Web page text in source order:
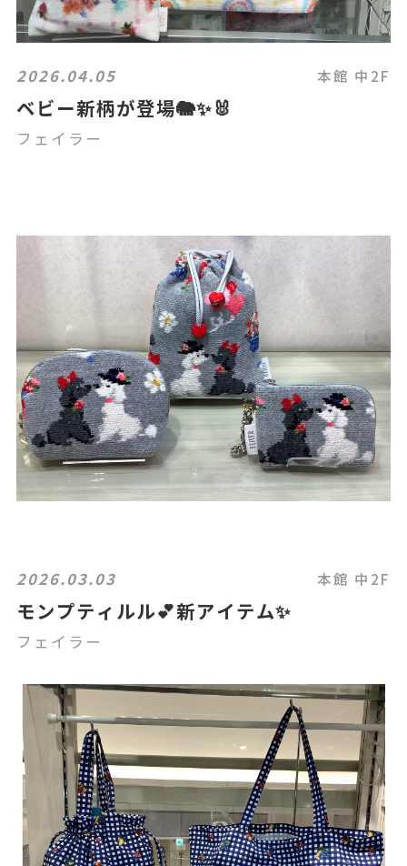
2026.04.05 本館 中2F
ベビー新柄が登場🐘✨🐰
フェイラー
2026.03.03 本館 中2F
モンプティルル💕新アイテム✨
フェイラー